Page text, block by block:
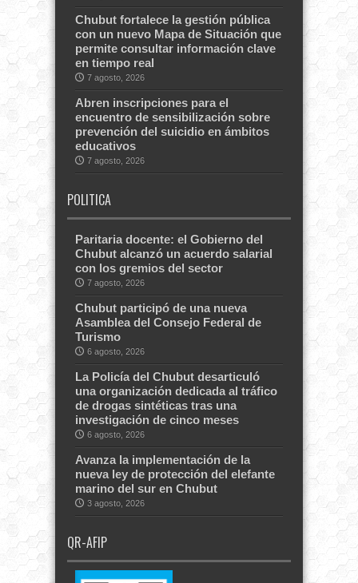
Chubut fortalece la gestión pública
con un nuevo Mapa de Situación que
permite consultar información clave
en tiempo real
7 agosto, 2026
Abren inscripciones para el
encuentro de sensibilización sobre
prevención del suicidio en ámbitos
educativos
7 agosto, 2026
POLITICA
Paritaria docente: el Gobierno del
Chubut alcanzó un acuerdo salarial
con los gremios del sector
7 agosto, 2026
Chubut participó de una nueva
Asamblea del Consejo Federal de
Turismo
6 agosto, 2026
La Policía del Chubut desarticuló
una organización dedicada al tráfico
de drogas sintéticas tras una
investigación de cinco meses
6 agosto, 2026
Avanza la implementación de la
nueva ley de protección del elefante
marino del sur en Chubut
3 agosto, 2026
QR-AFIP